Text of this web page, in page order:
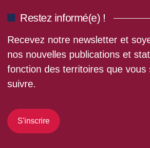
Restez informé(e) !
Recevez notre newsletter et
nos nouvelles publications et
fonction des territoires que vous
suivre.
S'inscrire